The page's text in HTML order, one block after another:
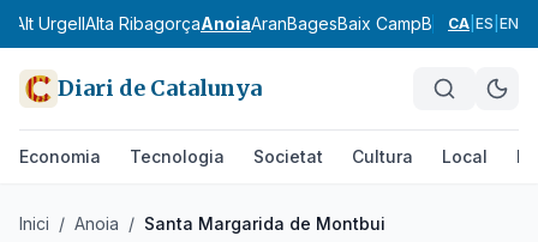
Alt UrgellAlta RibagorçaAnoiaAranBagesBaix CampBaix Ebre Baix
CA ES EN
Diari de Catalunya
Economia Tecnologia Societat Cultura Local
Inici / Anoia / Santa Margarida de Montbui